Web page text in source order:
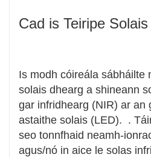
Cad is Teiripe
Is modh cóireála sábháilte
solais dhearg a shineann
gar infridhearg (NIR) ar an
astaithe solais (LED). .
seo tonnfhaid neamh-
agus/nó in aice le solas